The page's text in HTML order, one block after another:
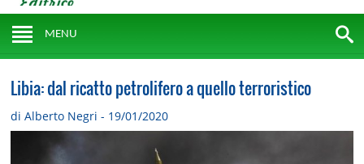
MENU
Libia: dal ricatto petrolifero a quello terroristico
di Alberto Negri - 19/01/2020